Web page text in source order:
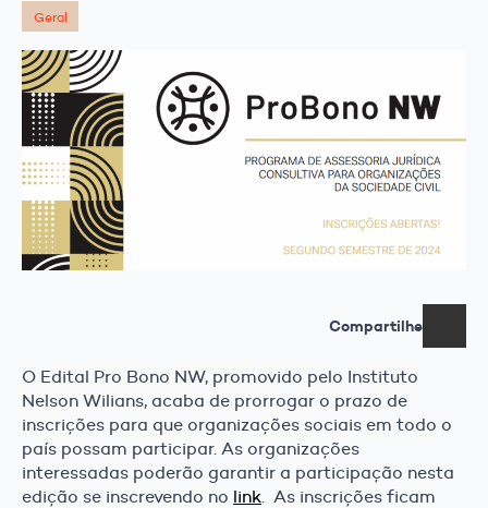
Geral
Compartilhe
O Edital Pro Bono NW, promovido pelo Instituto
Nelson Wilians, acaba de prorrogar o prazo de
inscrições para que organizações sociais em todo o
país possam participar. As organizações
interessadas poderão garantir a participação nesta
edição se inscrevendo no link. As inscrições ficam